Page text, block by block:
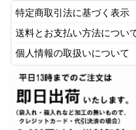
特定商取引法に基づく表示
送料とお支払い方法につい
個人情報の取扱いについて